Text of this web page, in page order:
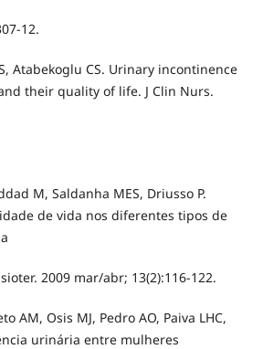
12.
Atabekoglu CS. Urinary incontinence
their quality of life. J Clin Nurs.
M, Saldanha MES, Driusso P.
de vida nos diferentes tipos de
2009 mar/abr; 13(2):116-122.
AM, Osis MJ, Pedro AO, Paiva LHC,
urinária entre mulheres